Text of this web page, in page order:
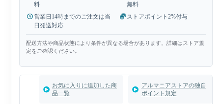
料
無料
営業日14時までのご注文は当
日発送対応
ストアポイント2%付与
配送方法や商品状態により条件が異なる場合があります。詳細はストア規
定をご確認ください。
お気に入りに追加した商
品一覧
アルマニアストアの独自
ポイント規定